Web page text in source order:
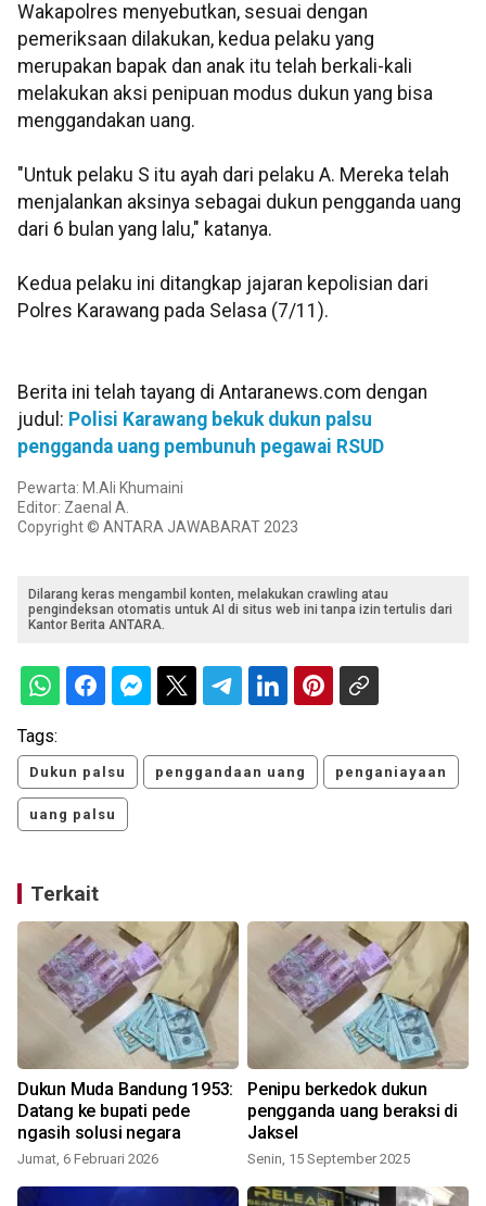
Wakapolres menyebutkan, sesuai dengan
pemeriksaan dilakukan, kedua pelaku yang
merupakan bapak dan anak itu telah berkali-kali
melakukan aksi penipuan modus dukun yang bisa
menggandakan uang.
"Untuk pelaku S itu ayah dari pelaku A. Mereka telah
menjalankan aksinya sebagai dukun pengganda uang
dari 6 bulan yang lalu," katanya.
Kedua pelaku ini ditangkap jajaran kepolisian dari
Polres Karawang pada Selasa (7/11).
Berita ini telah tayang di Antaranews.com dengan
judul: Polisi Karawang bekuk dukun palsu
pengganda uang pembunuh pegawai RSUD
Pewarta: M.Ali Khumaini
Editor: Zaenal A.
Copyright © ANTARA JAWABARAT 2023
Dilarang keras mengambil konten, melakukan crawling atau
pengindeksan otomatis untuk AI di situs web ini tanpa izin tertulis dari
Kantor Berita ANTARA.
Tags:
Dukun palsu penggandaan uang penganiayaan
uang palsu
Terkait
Dukun Muda Bandung 1953:
Datang ke bupati pede
ngasih solusi negara
Jumat, 6 Februari 2026
Penipu berkedok dukun
pengganda uang beraksi di
Jaksel
Senin, 15 September 2025